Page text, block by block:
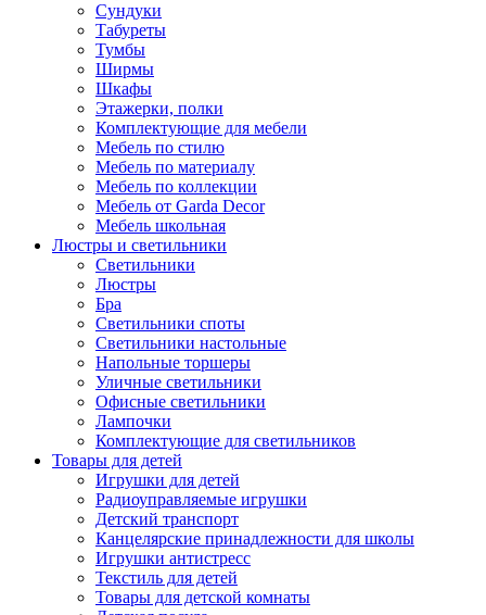
Сундуки
Табуреты
Тумбы
Ширмы
Шкафы
Этажерки, полки
Комплектующие для мебели
Мебель по стилю
Мебель по материалу
Мебель по коллекции
Мебель от Garda Decor
Мебель школьная
Люстры и светильники
Светильники
Люстры
Бра
Светильники споты
Светильники настольные
Напольные торшеры
Уличные светильники
Офисные светильники
Лампочки
Комплектующие для светильников
Товары для детей
Игрушки для детей
Радиоуправляемые игрушки
Детский транспорт
Канцелярские принадлежности для школы
Игрушки антистресс
Текстиль для детей
Товары для детской комнаты